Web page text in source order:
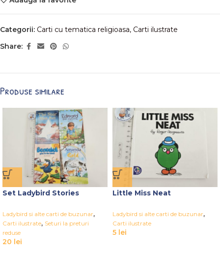
Categorii: Carti cu tematica religioasa, Carti ilustrate
Share:
Produse similare
Set Ladybird Stories
Ladybird si alte carti de buzunar,
Carti ilustrate, Seturi la preturi
reduse
20 lei
Little Miss Neat
Ladybird si alte carti de buzunar,
Carti ilustrate
5 lei